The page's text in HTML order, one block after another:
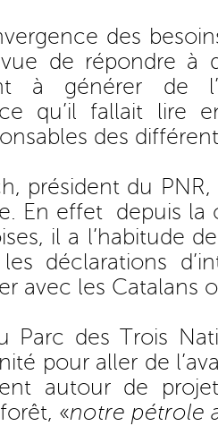
des
de répondre à
à générer de
qu’il fallait lire
des
président du
En effet depuis la
il a l’habitude
déclarations
avec les Catalans
Parc des Trois
pour aller de
autour de
«notre pétrole